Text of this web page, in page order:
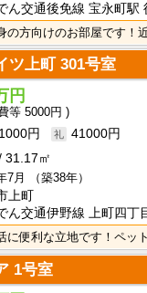
ん交通後免線 宝永町駅
ツ上町 301号室
円
5000円
円
41000円
31.17㎡
7月
（築38年）
上町
ん交通伊野線 上町四丁
1号室